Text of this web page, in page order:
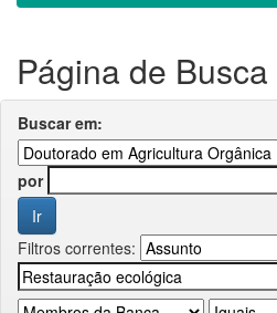
Página de Busca
Buscar em:
por
Filtros correntes: